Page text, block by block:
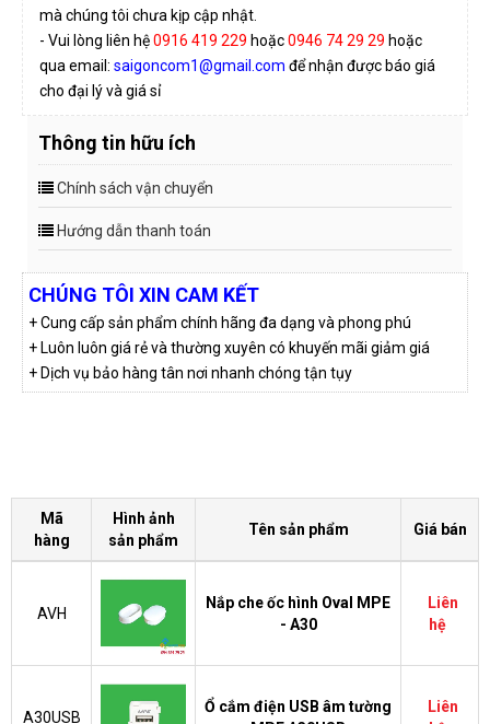
mà chúng tôi chưa kịp cập nhật.
- Vui lòng liên hệ0916 419 229 hoặc0946 74 29 29 hoặc
qua email: saigoncom1@gmail.com để nhận được báo giá
cho đại lý và giá sỉ
Thông tin hữu ích
Chính sách vận chuyển
Hướng dẫn thanh toán
CHÚNG TÔI XIN CAM KẾT
+ Cung cấp sản phẩm chính hãng đa dạng và phong phú
+ Luôn luôn giá rẻ và thường xuyên có khuyến mãi giảm giá
+ Dịch vụ bảo hàng tân nơi nhanh chóng tận tụy
Mã
hàng
Hình ảnh
sản phẩm
Tên sản phẩm Giá bán
AVH
Nắp che ốc hình Oval MPE
- A30
Liên
hệ
A30USB
Ổ cắm điện USB âm tường
Liên